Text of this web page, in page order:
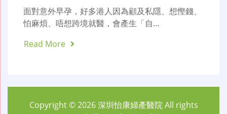
面對意外早孕，好多港人因為顧及私隱、想慳錢、
怕麻煩、唔想跨境就醫，會產生「自…
Read More
Copyright © 2026深圳怡康婦產醫院All rights